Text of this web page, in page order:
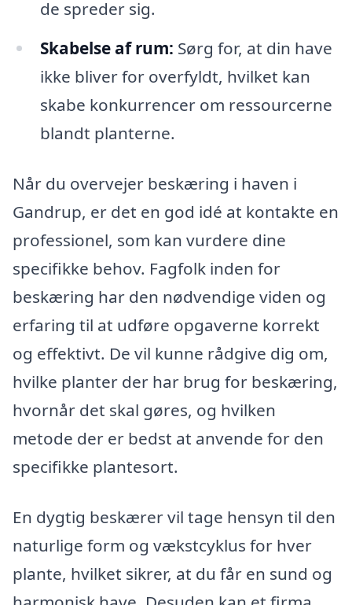
de spreder sig.
Skabelse af rum: Sørg for, at din have
ikke bliver for overfyldt, hvilket kan
skabe konkurrencer om ressourcerne
blandt planterne.
Når du overvejer beskæring i haven i
Gandrup, er det en god idé at kontakte en
professionel, som kan vurdere dine
specifikke behov. Fagfolk inden for
beskæring har den nødvendige viden og
erfaring til at udføre opgaverne korrekt
og effektivt. De vil kunne rådgive dig om,
hvilke planter der har brug for beskæring,
hvornår det skal gøres, og hvilken
metode der er bedst at anvende for den
specifikke plantesort.
En dygtig beskærer vil tage hensyn til den
naturlige form og vækstcyklus for hver
plante, hvilket sikrer, at du får en sund og